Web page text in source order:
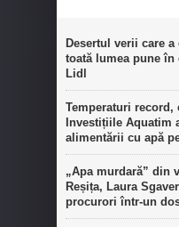
Desertul verii care a
toată lumea pune
Lidl
Temperaturi record,
Investițiile Aquatim
alimentării cu apă
„Apa murdară” din
Reșița, Laura
procurori într-un